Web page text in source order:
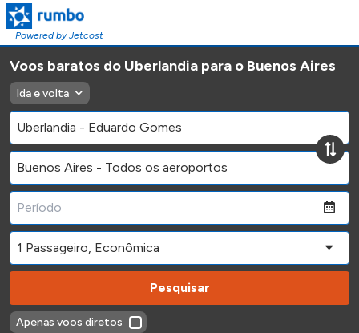
Powered by Jetcost
Voos baratos do Uberlandia para o Buenos Aires
Ida e volta
Pesquisar
Apenas voos diretos